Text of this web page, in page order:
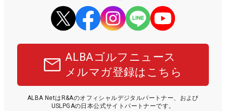
ALBAゴルフニュース
メルマガ登録はこちら
ALBA NetはR&Aのオフィシャルデジタルパートナー、および
USLPGAの日本公式サイトパートナーです。